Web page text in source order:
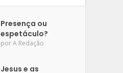
Presença ou
espetáculo?
porA Redação
Jesus e as